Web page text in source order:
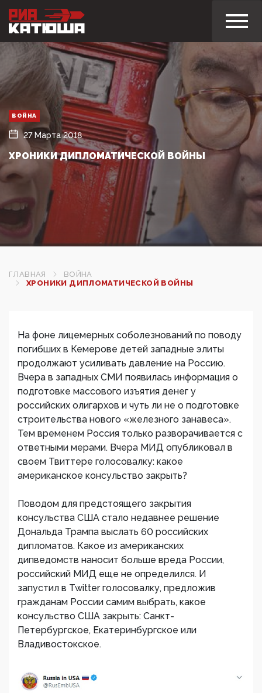
ВОЙНА
27 Марта 2018
ХРОНИКИ ДИПЛОМАТИЧЕСКОЙ ВОЙНЫ
ГЛАВНАЯ
ВОЙНА
ХРОНИКИ ДИПЛОМАТИЧЕСКОЙ ВОЙНЫ
На фоне лицемерных соболезнований по поводу
погибших в Кемерове детей западные элиты
продолжают усиливать давление на Россию.
Вчера в западных СМИ появилась информация о
подготовке массового изъятия денег у
российских олигархов и чуть ли не о подготовке
строительства нового «железного занавеса».
Тем временем Россия только разворачивается с
ответными мерами. Вчера МИД опубликовал в
своем Твиттере голосовалку: какое
американское консульство закрыть?
Поводом для предстоящего закрытия
консульства США стало недавнее решение
Дональда Трампа выслать 60 российских
дипломатов. Какое из американских
дипведомств наносит больше вреда России,
российский МИД еще не определился. И
запустил в Twitter голосовалку, предложив
гражданам России самим выбрать, какое
консульство США закрыть: Санкт-
Петербургское, Екатеринбургское или
Владивостокское.